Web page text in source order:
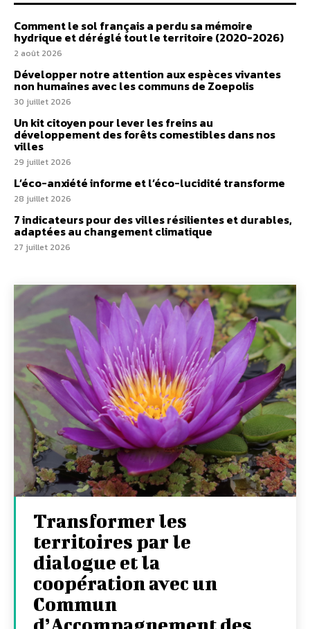
Comment le sol français a perdu sa mémoire
hydrique et déréglé tout le territoire (2020-2026)
2 août 2026
Développer notre attention aux espèces vivantes
non humaines avec les communs de Zoepolis
30 juillet 2026
Un kit citoyen pour lever les freins au
développement des forêts comestibles dans nos
villes
29 juillet 2026
L’éco-anxiété informe et l’éco-lucidité transforme
28 juillet 2026
7 indicateurs pour des villes résilientes et durables,
adaptées au changement climatique
27 juillet 2026
Transformer les
territoires par le
dialogue et la
coopération avec un
Commun